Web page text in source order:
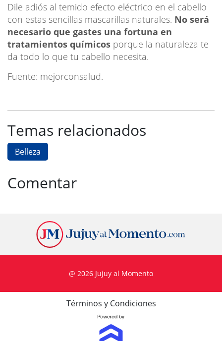
Dile adiós al temido efecto eléctrico en el cabello
con estas sencillas mascarillas naturales. No será
necesario que gastes una fortuna en
tratamientos químicos porque la naturaleza te
da todo lo que tu cabello necesita.
Fuente: mejorconsalud.
Temas relacionados
Belleza
Comentar
@ 2026 Jujuy al Momento
Términos y Condiciones